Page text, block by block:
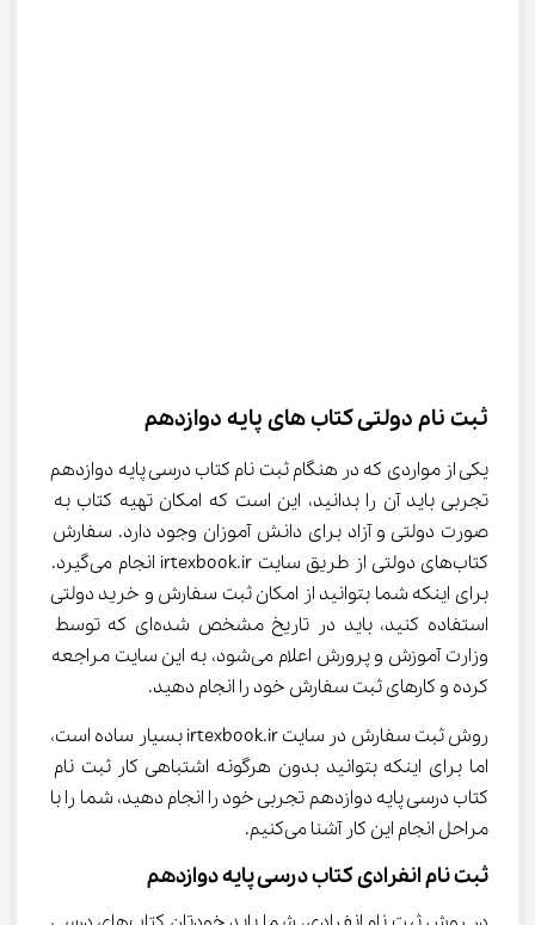
ثبت نام دولتی کتاب ‌های پایه دوازدهم
یکی از مواردی که در هنگام ثبت نام کتاب درسی پایه دوازدهم
تجربی باید آن را بدانید، این است که امکان تهیه کتاب به
صورت دولتی و آزاد برای دانش آموزان وجود دارد. سفارش
کتاب‌های دولتی از طریق سایت irtexbook.ir انجام می‌گیرد.
برای اینکه شما بتوانید از امکان ثبت سفارش و خرید دولتی
استفاده کنید، باید در تاریخ مشخص شده‌ای که توسط
وزارت آموزش و پرورش اعلام می‌شود، به این سایت مراجعه
کرده و کارهای ثبت سفارش خود را انجام دهید.
روش ثبت سفارش در سایت irtexbook.ir بسیار ساده است،
اما برای اینکه بتوانید بدون هرگونه اشتباهی کار ثبت نام
کتاب درسی پایه دوازدهم تجربی خود را انجام دهید، شما را با
مراحل انجام این کار آشنا می‌کنیم.
ثبت نام انفرادی کتاب درسی پایه دوازدهم